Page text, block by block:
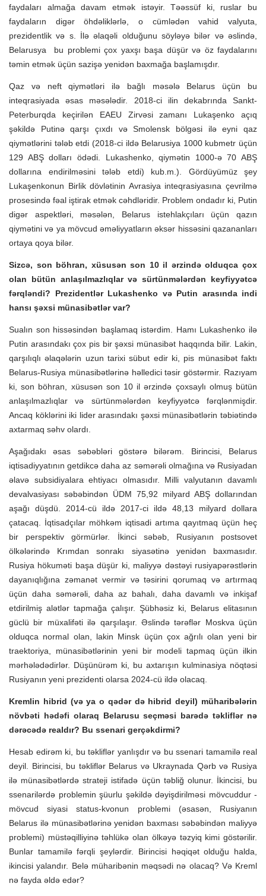
faydaları almağa davam etmək istəyir. Təəssüf ki, ruslar bu
faydaların digər öhdəliklərlə, o cümlədən vahid valyuta,
prezidentlik və s. İlə əlaqəli olduğunu söyləyə bilər və əslində,
Belarusya bu problemi çox yaxşı başa düşür və öz faydalarını
təmin etmək üçün sazişə yenidən baxmağa başlamışdır.
Qaz və neft qiymətləri ilə bağlı məsələ Belarus üçün bu
inteqrasiyada əsas məsələdir. 2018-ci ilin dekabrında Sankt-
Peterburqda keçirilən EAEU Zirvəsi zamanı Lukaşenko açıq
şəkildə Putinə qarşı çıxdı və Smolensk bölgəsi ilə eyni qaz
qiymətlərini tələb etdi (2018-ci ildə Belarusiya 1000 kubmetr üçün
129 ABŞ dolları ödədi. Lukashenko, qiymətin 1000-ə 70 ABŞ
dollarına endirilməsini tələb etdi) kub.m.). Gördüyümüz şey
Lukaşenkonun Birlik dövlətinin Avrasiya inteqrasiyasına çevrilmə
prosesində fəal iştirak etmək cəhdləridir. Problem ondadır ki, Putin
digər aspektləri, məsələn, Belarus istehlakçıları üçün qazın
qiymətini və ya mövcud əməliyyatların əksər hissəsini qazananları
ortaya qoya bilər.
Sizcə, son böhran, xüsusən son 10 il ərzində olduqca çox
olan bütün anlaşılmazlıqlar və sürtünmələrdən keyfiyyətcə
fərqləndi? Prezidentlər Lukashenko və Putin arasında indi
hansı şəxsi münasibətlər var?
Sualın son hissəsindən başlamaq istərdim. Hamı Lukashenko ilə
Putin arasındakı çox pis bir şəxsi münasibət haqqında bilir. Lakin,
qarşılıqlı əlaqələrin uzun tarixi sübut edir ki, pis münasibət faktı
Belarus-Rusiya münasibətlərinə həlledici təsir göstərmir. Razıyam
ki, son böhran, xüsusən son 10 il ərzində çoxsaylı olmuş bütün
anlaşılmazlıqlar və sürtünmələrdən keyfiyyətcə fərqlənmişdir.
Ancaq köklərini iki lider arasındakı şəxsi münasibətlərin təbiətində
axtarmaq səhv olardı.
Aşağıdakı əsas səbəbləri göstərə bilərəm. Birincisi, Belarus
iqtisadiyyatının getdikcə daha az səmərəli olmağına və Rusiyadan
əlavə subsidiyalara ehtiyacı olmasıdır. Milli valyutanın davamlı
devalvasiyası səbəbindən ÜDM 75,92 milyard ABŞ dollarından
aşağı düşdü. 2014-cü ildə 2017-ci ildə 48,13 milyard dollara
çatacaq. İqtisadçılar möhkəm iqtisadi artıma qayıtmaq üçün heç
bir perspektiv görmürlər. İkinci səbəb, Rusiyanın postsovet
ölkələrində Krımdan sonrakı siyasətinə yenidən baxmasıdır.
Rusiya hökuməti başa düşür ki, maliyyə dəstəyi rusiyapərəstlərin
dayanıqlığına zəmanət vermir və təsirini qorumaq və artırmaq
üçün daha səmərəli, daha az bahalı, daha davamlı və inkişaf
etdirilmiş alətlər tapmağa çalışır. Şübhəsiz ki, Belarus elitasının
güclü bir müxalifəti ilə qarşılaşır. Əslində tərəflər Moskva üçün
olduqca normal olan, lakin Minsk üçün çox ağrılı olan yeni bir
traektoriya, münasibətlərinin yeni bir modeli tapmaq üçün ilkin
mərhələdədirlər. Düşünürəm ki, bu axtarışın kulminasiya nöqtəsi
Rusiyanın yeni prezidenti olarsa 2024-cü ildə olacaq.
Kremlin hibrid (və ya o qədər də hibrid deyil) müharibələrin
növbəti hədəfi olaraq Belarusu seçməsi barədə təkliflər nə
dərəcədə realdır? Bu ssenari gerçəkdirmi?
Hesab edirəm ki, bu təkliflər yanlışdır və bu ssenari tamamilə real
deyil. Birincisi, bu təkliflər Belarus və Ukraynada Qərb və Rusiya
ilə münasibətlərdə strateji istifadə üçün təbliğ olunur. İkincisi, bu
ssenarilərdə problemin şüurlu şəkildə dəyişdirilməsi mövcuddur -
mövcud siyasi status-kvonun problemi (əsasən, Rusiyanın
Belarus ilə münasibətlərinə yenidən baxması səbəbindən maliyyə
problemi) müstəqilliyinə təhlükə olan ölkəyə təzyiq kimi göstərilir.
Bunlar tamamilə fərqli şeylərdir. Birincisi həqiqət olduğu halda,
ikincisi yalandır. Belə müharibənin məqsədi nə olacaq? Və Kreml
nə fayda əldə edər?